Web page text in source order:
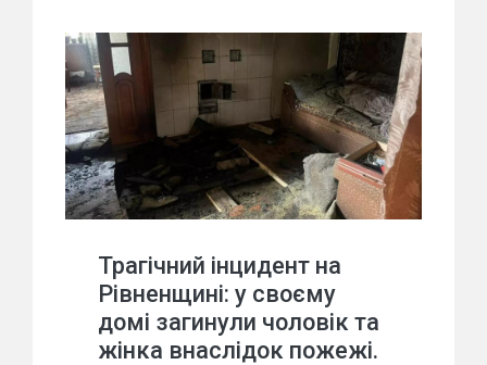
Трагічний інцидент на
Рівненщині: у своєму
домі загинули чоловік та
жінка внаслідок пожежі.